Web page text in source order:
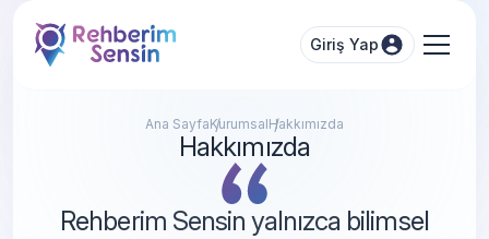
Giriş Yap
Ana SayfaKurumsalHakkımızda
Hakkımızda
Rehberim Sensin yalnızca bilimsel